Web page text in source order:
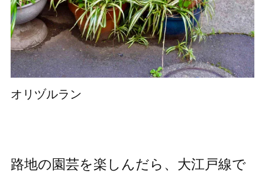
オリヅルラン
路地の園芸を楽しんだら、大江戸線で